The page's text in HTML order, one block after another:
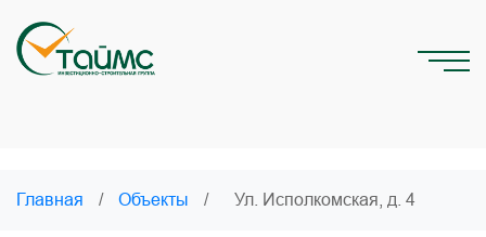
Главная / Объекты / Ул. Исполкомская, д. 4